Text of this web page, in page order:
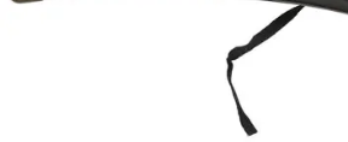
- Egyéb nyári játékok